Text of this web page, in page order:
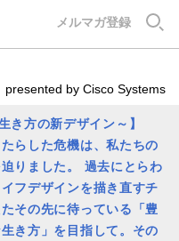
メルマガ登録
presented by Cisco Systems
方の新デザイン～】
らした危機は、私たちの
りました。 過去にとらわ
フデザインを描き直すチ
その先に待っている「豊
き方」を目指して。その